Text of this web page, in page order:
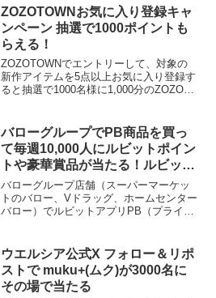
らいました。賞品選べるデジタルギフト
5,2...
ZOZOTOWNお気に入り登録キャ
ンペーン 抽選で1000ポイントも
らえる！
ZOZOTOWNでエントリーして、対象の
新作アイテムを5点以上お気に入り登録す
ると抽選で1000名様に1,000分のZOZOポ
(木)23:59までポイント...
バローグループでPB商品を買っ
て毎週10,000人にルビットポイン
トや豪華賞品が当たる！ルビット
アプリの友達紹介コードで３００
きのこもらえる
バローグループ店舗（スーパーマーケッ
トのバロー、Vドラッグ、ホームセンター
バロー）でルビットアプリPB（プライベ
ージからエントリー、ルビットカードを
提示して、プライベー...
ウエルシア公式X フォロー＆リポ
ストで muku+(ムク)が3000名に
その場で当たる